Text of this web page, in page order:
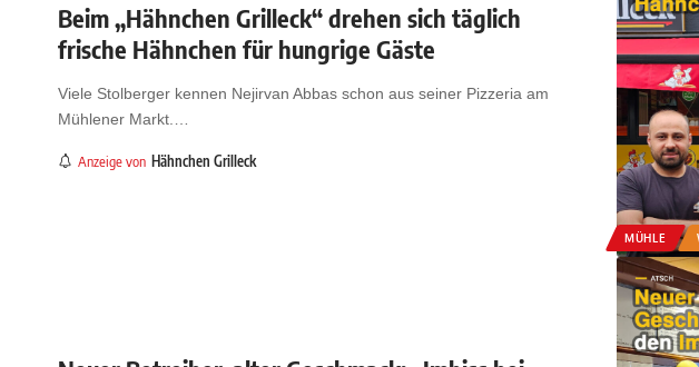
MÜHLE
Beim „Hähnchen Grilleck“ drehen sich täglich
frische Hähnchen für hungrige Gäste
Viele Stolberger kennen Nejirvan Abbas schon aus seiner Pizzeria am
Mühlener Markt.
Anzeige von Hähnchen Grilleck